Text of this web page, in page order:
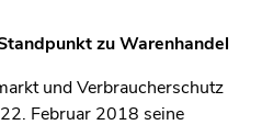
zu Warenhandel
und Verbraucherschutz
Februar 2018 seine